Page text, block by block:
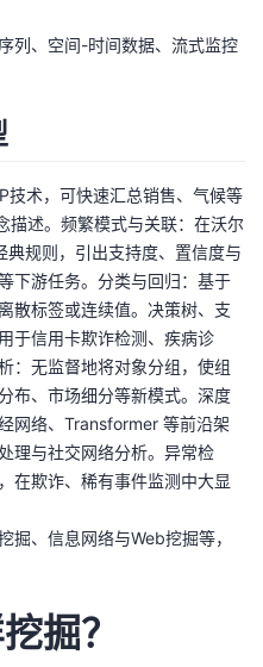
列、空间-时间数据、流式监控
技术，可快速汇总销售、气候等
描述。频繁模式与关联：在沃尔
规则，引出支持度、置信度与
下游任务。分类与回归：基于
散标签或连续值。决策树、支
于信用卡欺诈检测、疾病诊
：无监督地将对象分组，使组
布、市场细分等新模式。深度
网络、Transformer 等前沿架
理与社交网络分析。异常检
在欺诈、稀有事件监测中大显
掘、信息网络与Web挖掘等，
掘？